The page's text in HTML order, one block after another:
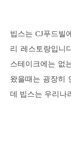
빕스는 CJ푸드빌
리 레스토랑입니
스테이크에는 없
왔을때는 굉장히
데 빕스는 우리나